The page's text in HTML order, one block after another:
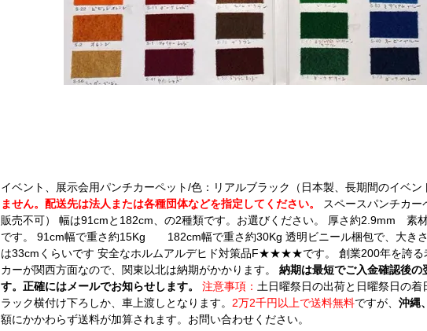
イベント、展示会用パンチカーペット/色：リアルブラック（日本製、長期間のイベン
ません。配送先は法人または各種団体などを指定してください。
スペースパンチカ
販売不可） 幅は91cmと182cm、の2種類です。お選びください。 厚さ約2.9mm 素
です。 91cm幅で重さ約15Kg 182cm幅で重さ約30Kg 透明ビニール梱包で、大き
は33cmくらいです 安全なホルムアルデヒド対策品F★★★★です。 創業200年を誇る
カーが関西方面なので、関東以北は納期がかかります。 納期は最短でご入金確認後
す。正確にはメールでお知らせします。
注意事項： 土日曜祭日の出荷と日曜祭日の着
ラック横付け下ろしか、車上渡しとなります。 2万2千円以上で送料無料ですが、 沖縄
額にかかわらず送料が加算されます。お問い合わせください。